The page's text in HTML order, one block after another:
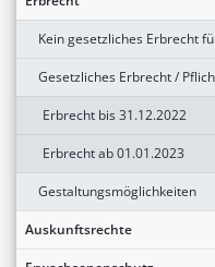
Kein gesetzliches Erbrecht
Gesetzliches Erbrecht /
Erbrecht bis 31.12.2022
Erbrecht ab 01.01.2023
Gestaltungsmöglichkeiten
Auskunftsrechte